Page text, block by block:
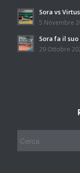
Sora vs
5 Novembre
Sora fa il
29 Ottobre